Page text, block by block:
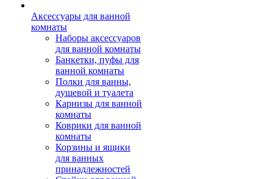
Аксессуары для ванной
комнаты
Наборы аксессуаров
для ванной комнаты
Банкетки, пуфы для
ванной комнаты
Полки для ванны,
душевой и туалета
Карнизы для ванной
комнаты
Коврики для ванной
комнаты
Корзины и ящики
для ванных
принадлежностей